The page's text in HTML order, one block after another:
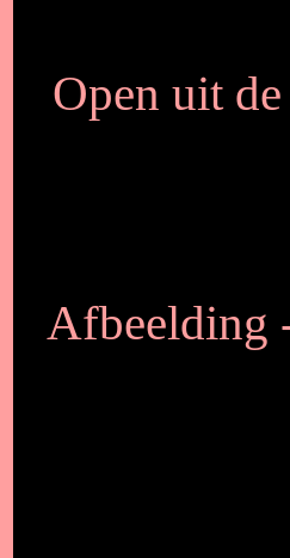
Open uit
Afbeelding